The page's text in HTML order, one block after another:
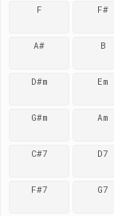
F F#
A# B
D#m Em
G#m Am
C#7 D7
F#7 G7